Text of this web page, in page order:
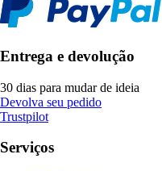
Entrega e devolução
30 dias para mudar de ideia
Devolva seu pedido
Trustpilot
Serviços